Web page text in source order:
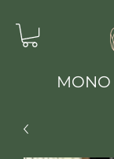
MONO